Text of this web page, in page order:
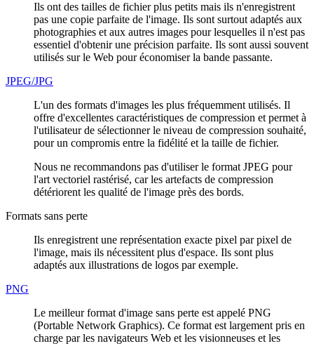
Ils ont des tailles de fichier plus petits mais ils n'enregistrent
pas une copie parfaite de l'image. Ils sont surtout adaptés aux
photographies et aux autres images pour lesquelles il n'est pas
essentiel d'obtenir une précision parfaite. Ils sont aussi souvent
utilisés sur le Web pour économiser la bande passante.
JPEG/JPG
L'un des formats d'images les plus fréquemment utilisés. Il
offre d'excellentes caractéristiques de compression et permet à
l'utilisateur de sélectionner le niveau de compression souhaité,
pour un compromis entre la fidélité et la taille de fichier.
Nous ne recommandons pas d'utiliser le format JPEG pour
l'art vectoriel rastérisé, car les artefacts de compression
détériorent les qualité de l'image près des bords.
Formats sans perte
Ils enregistrent une représentation exacte pixel par pixel de
l'image, mais ils nécessitent plus d'espace. Ils sont plus
adaptés aux illustrations de logos par exemple.
PNG
Le meilleur format d'image sans perte est appelé PNG
(Portable Network Graphics). Ce format est largement pris en
charge par les navigateurs Web et les visionneuses et les